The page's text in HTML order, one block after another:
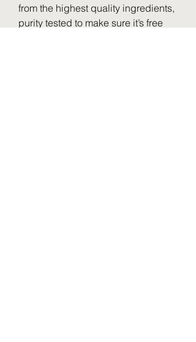
from the highest quality ingredients,
purity tested to make sure it’s free